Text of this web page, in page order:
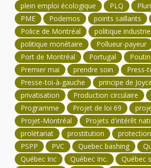
plein emploi écologique
PLQ
PME
Podemos points saillants
Police de Montréal
politique
politique monétaire
Pollueur-payeur
Port de Montréal
Portugal
Premier mai
prendre soin
Press-
Presse-toi-à-gauche
principe de
privatisation
Production circulaire
Programme
Projet de loi 69
Projet-Montréal
Projets d'intérêt
prolétariat
prostitution
PSPP
PVC Quebec bashing
Québec Inc
Québec Inc.
Québec